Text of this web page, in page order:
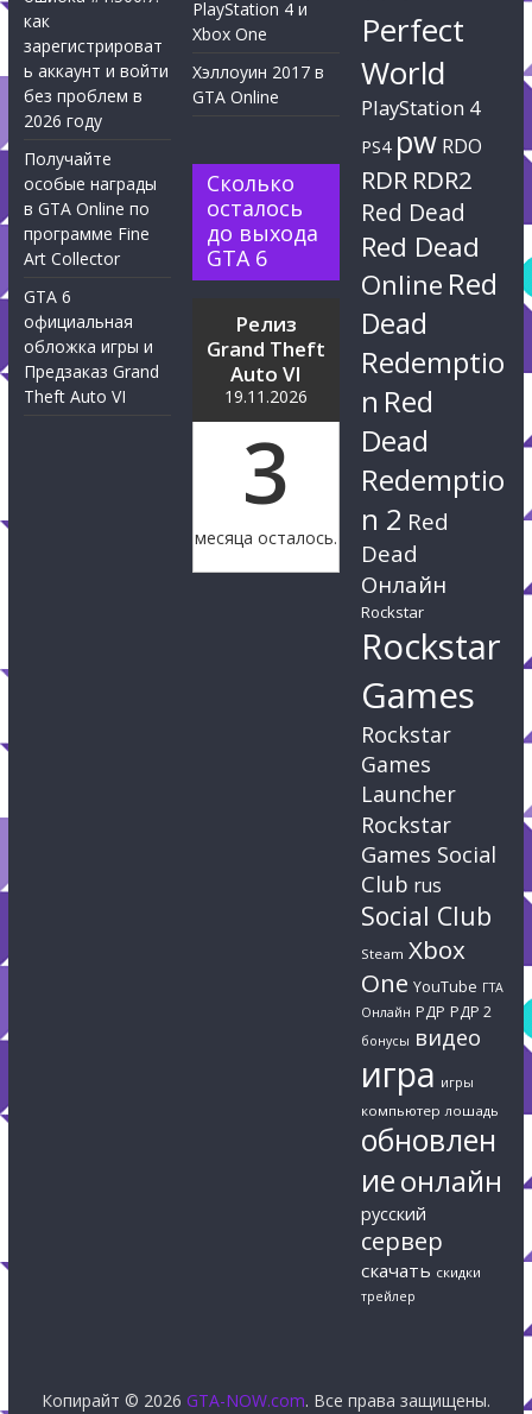
как
зарегистрироват
ь аккаунт и войти
без проблем в
2026 году
Получайте
особые награды
в GTA Online по
программе Fine
Art Collector
GTA 6
официальная
обложка игры и
Предзаказ Grand
Theft Auto VI
PlayStation 4 и
Xbox One
Хэллоуин 2017 в
GTA Online
Сколько
осталось
до выхода
GTA 6
Релиз
Grand Theft
Auto VI
19.11.2026
3
месяца осталось.
Perfect
World
PlayStation 4
PS4 pw RDO
RDR RDR2
Red Dead
Red Dead
Online Red
Dead
Redemptio
n Red
Dead
Redemptio
n 2 Red
Dead
Онлайн
Rockstar
Rockstar
Games
Rockstar
Games
Launcher
Rockstar
Games Social
Club rus
Social Club
Steam Xbox
One YouTube ГТА
Онлайн РДР РДР 2
бонусы видео
игра игры
компьютер лошадь
обновлен
иеонлайн
русский
сервер
скачать скидки
трейлер
Копирайт © 2026 GTA-NOW.com. Все права защищены.